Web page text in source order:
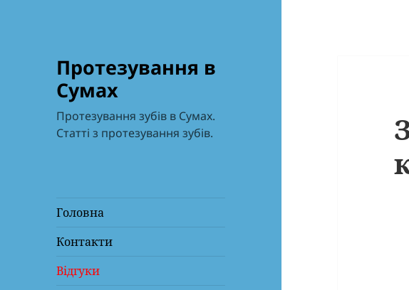
Протезування в
Сумах
Протезування зубів в Сумах.
Статті з протезування зубів.
Головна
Контакти
Відгуки